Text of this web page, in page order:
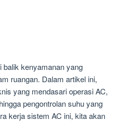
balik kenyamanan yang
ruangan. Dalam artikel ini,
yang mendasari operasi AC,
pengontrolan suhu yang
kerja sistem AC ini, kita akan